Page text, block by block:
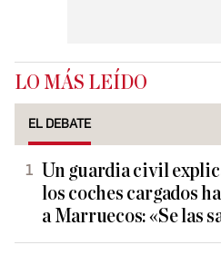
LO MÁS LEÍDO
EL DEBATE
Un guardia civil
los coches cargados
a Marruecos: «Se las